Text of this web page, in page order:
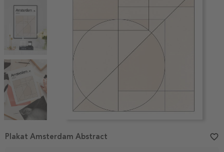
1
Plakat Amsterdam Abstract favorite_border